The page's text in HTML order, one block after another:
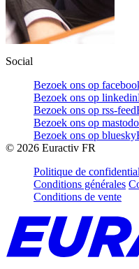
Social
Bezoek ons op
Bezoek ons op linkedin
Bezoek ons op rss-feed
Bezoek ons op
Bezoek ons op bluesky
© 2026 Euractiv FR
Politique de
Conditions générales
Conditions de vente